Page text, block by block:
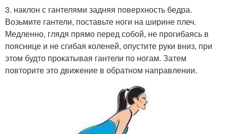
3. наклон с гантелями задняя поверхность бедра.
Возьмите гантели, поставьте ноги на ширине плеч.
Медленно, глядя прямо перед собой, не прогибаясь в
пояснице и не сгибая коленей, опустите руки вниз, при
этом будто прокатывая гантели по ногам. Затем
повторите это движение в обратном направлении.